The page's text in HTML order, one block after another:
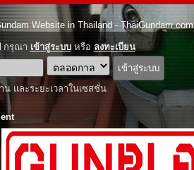
Website in Thailand - ThaiGundam.com
กรุณา เข้าสู่ระบบหรือ ลงทะเบียน
และระยะเวลาในเซสชั่น